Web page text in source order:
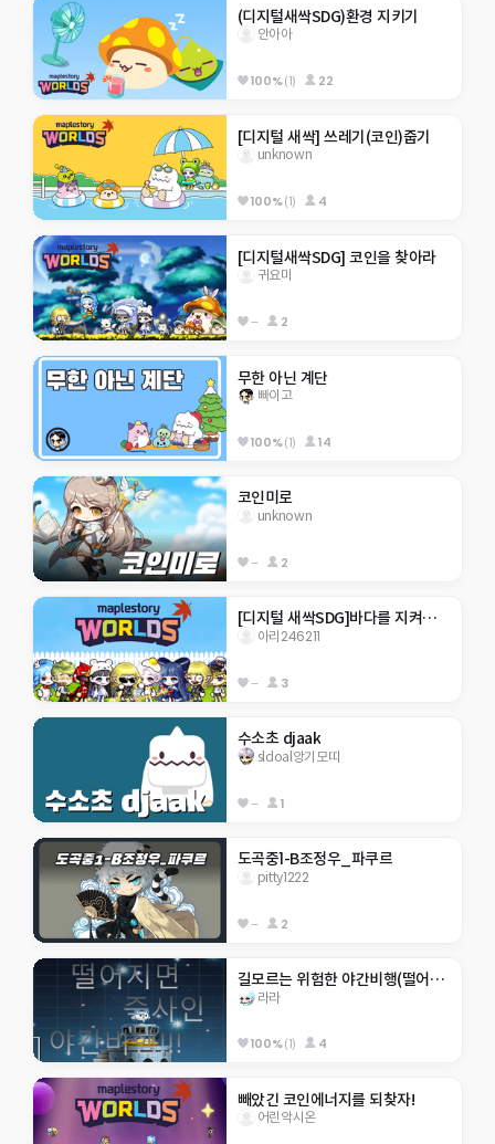
(디지털새싹SDG)환경 지키기
안아아
100%(1) 22
[디지털 새싹] 쓰레기(코인)줍기
unknown
100%(1) 4
[디지털새싹SDG] 코인을 찾아라
귀요미
-- 2
무한 아닌 계단
빠이고
100%(1) 14
코인미로
unknown
-- 2
[디지털 새싹SDG]바다를 지켜라(행현초-6-2)
아리246211
-- 3
수소초 djaak
sldoal앙기모띠
-- 1
도곡중1-B조정우_파쿠르
pitty1222
-- 2
길모르는 위험한 야간비행(떨어지면 즉사)
라라
100%(1) 4
빼았긴 코인에너지를 되찾자!
어린악시온